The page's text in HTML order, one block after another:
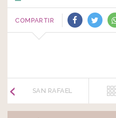
COMPARTIR
SAN RAFAEL